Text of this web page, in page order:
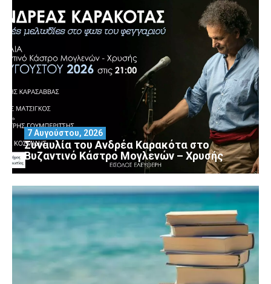
Συναυλία του Ανδρέα Καρακότα στο
Βυζαντινό Κάστρο Μογλενών – Χρυσής
7 Αυγούστου, 2026